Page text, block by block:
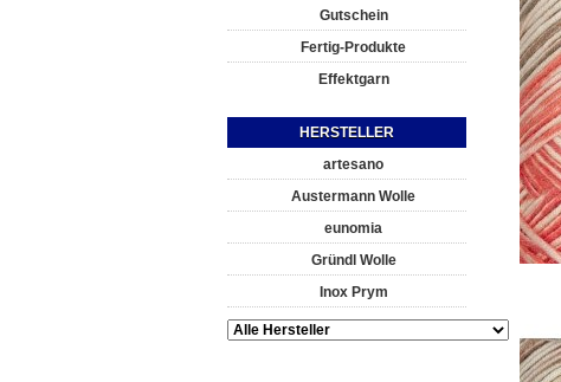
Gutschein
Fertig-Produkte
Effektgarn
HERSTELLER
artesano
Austermann Wolle
eunomia
Gründl Wolle
Inox Prym